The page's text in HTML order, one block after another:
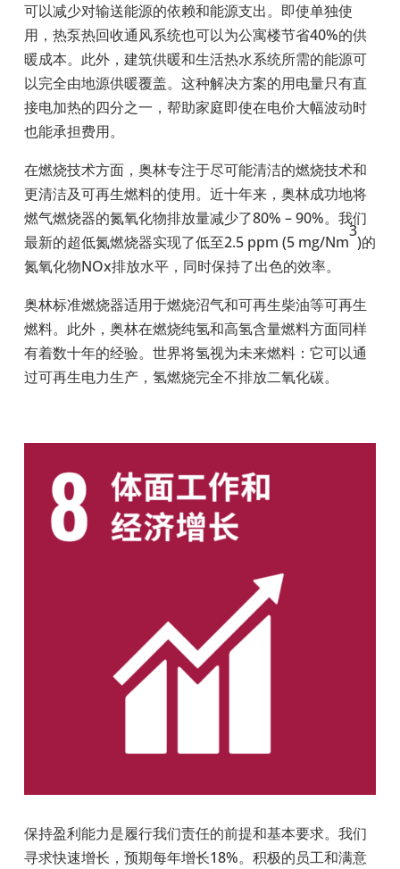
可以减少对输送能源的依赖和能源支出。即使单独使
用，热泵热回收通风系统也可以为公寓楼节省40%的供
暖成本。此外，建筑供暖和生活热水系统所需的能源可
以完全由地源供暖覆盖。这种解决方案的用电量只有直
接电加热的四分之一，帮助家庭即使在电价大幅波动时
也能承担费用。
在燃烧技术方面，奥林专注于尽可能清洁的燃烧技术和
更清洁及可再生燃料的使用。近十年来，奥林成功地将
燃气燃烧器的氮氧化物排放量减少了80% – 90%。我们
最新的超低氮燃烧器实现了低至2.5 ppm (5 mg/Nm
3
)的
氮氧化物NOx排放水平，同时保持了出色的效率。
奥林标准燃烧器适用于燃烧沼气和可再生柴油等可再生
燃料。此外，奥林在燃烧纯氢和高氢含量燃料方面同样
有着数十年的经验。世界将氢视为未来燃料：它可以通
过可再生电力生产，氢燃烧完全不排放二氧化碳。
保持盈利能力是履行我们责任的前提和基本要求。我们
寻求快速增长，预期每年增长18%。积极的员工和满意